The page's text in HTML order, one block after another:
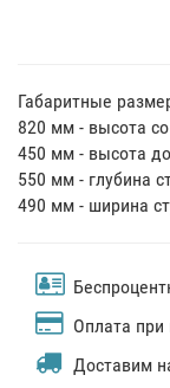
Габаритные
820 мм - высота
450 мм -
550 мм - глубина
490 мм - ширина
Оплата при
Доставим